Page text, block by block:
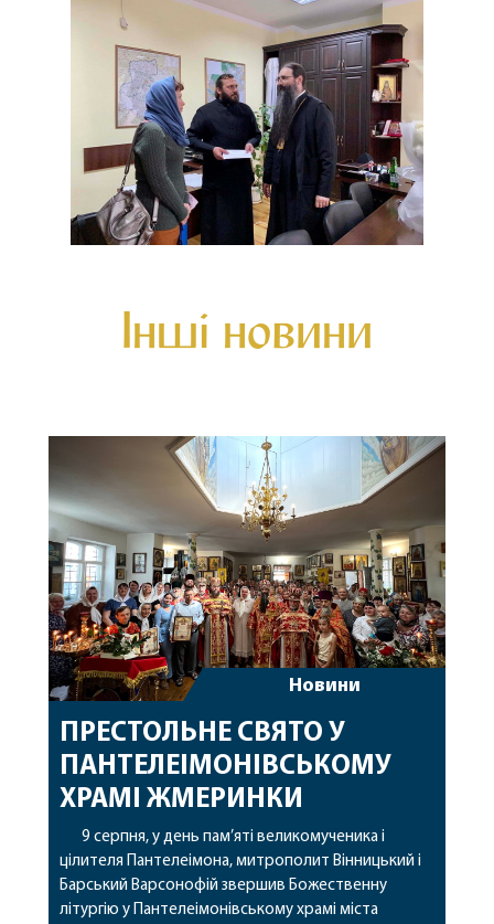
Інші новини
Новини
ПРЕСТОЛЬНЕ СВЯТО У
ПАНТЕЛЕІМОНІВСЬКОМУ
ХРАМІ ЖМЕРИНКИ
9 серпня, у день пам’яті великомученика і
цілителя Пантелеімона, митрополит Вінницький і
Барський Варсонофій звершив Божественну
літургію у Пантелеімонівському храмі міста